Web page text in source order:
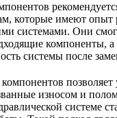
которые имеют опыт
системами. Они
компоненты, а
системы после
позволяет
износом и
системе